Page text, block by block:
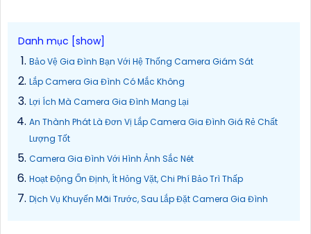
Bảo Vệ Gia Đình Bạn Với Hệ Thống Camera Giám Sát
Lắp Camera Gia Đình Có Mắc Không
Lợi Ích Mà Camera Gia Đình Mang Lại
An Thành Phát Là Đơn Vị Lắp Camera Gia Đình Giá Rẻ Chất
Lượng Tốt
Camera Gia Đình Với Hình Ảnh Sắc Nét
Hoạt Động Ổn Định, Ít Hỏng Vặt, Chi Phí Bảo Trì Thấp
Dịch Vụ Khuyến Mãi Trước, Sau Lắp Đặt Camera Gia Đình